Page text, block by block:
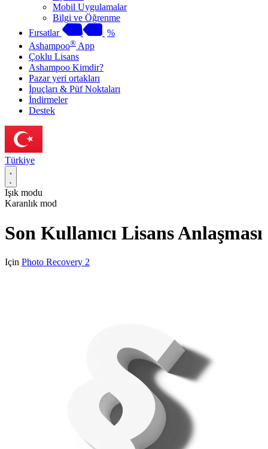
Mobil Uygulamalar
Bilgi ve Öğrenme
Fırsatlar
%
Ashampoo® App
Çoklu Lisans
Ashampoo Kimdir?
Pazar yeri ortakları
İpuçları & Püf Noktaları
İndirmeler
Destek
Türkiye
Işık modu
Karanlık mod
Son Kullanıcı Lisans Anlaşması
Için Photo Recovery 2